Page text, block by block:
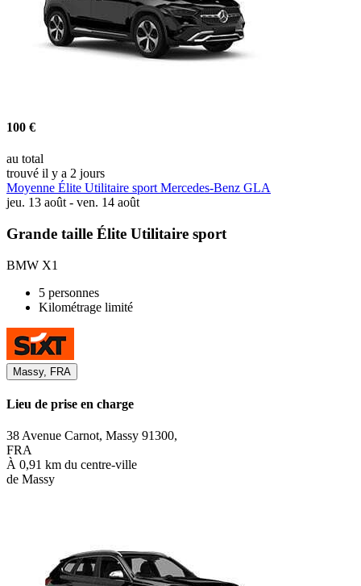
100 €
au total
trouvé il y a 2 jours
Moyenne Élite Utilitaire sport Mercedes-Benz GLA
jeu. 13 août - ven. 14 août
Grande taille Élite Utilitaire sport
BMW X1
5 personnes
Kilométrage limité
Massy, FRA
Lieu de prise en charge
38 Avenue Carnot, Massy 91300,
FRA
À 0,91 km du centre-ville
de Massy